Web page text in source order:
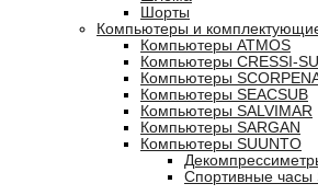
Шорты
Компьютеры и
Компьютеры ATMOS
Компьютеры CRESSI-
Компьютеры
Компьютеры SEACSUB
Компьютеры SALVIMAR
Компьютеры SARGAN
Компьютеры SUUNTO
Спортивные часы